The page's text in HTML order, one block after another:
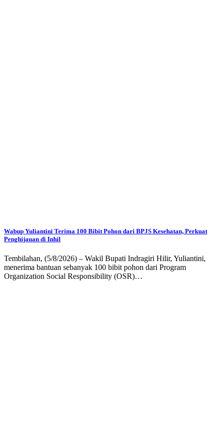
Wabup Yuliantini Terima 100 Bibit Pohon dari BPJS Kesehatan, Perkuat
Penghijauan di Inhil
Tembilahan, (5/8/2026) – Wakil Bupati Indragiri Hilir, Yuliantini,
menerima bantuan sebanyak 100 bibit pohon dari Program
Organization Social Responsibility (OSR)…